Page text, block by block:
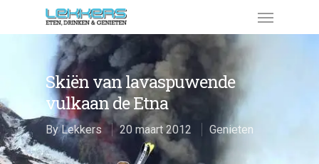
Skiën van lavaspuwende
vulkaan de Etna
ByLekkers 20 maart 2012 Genieten